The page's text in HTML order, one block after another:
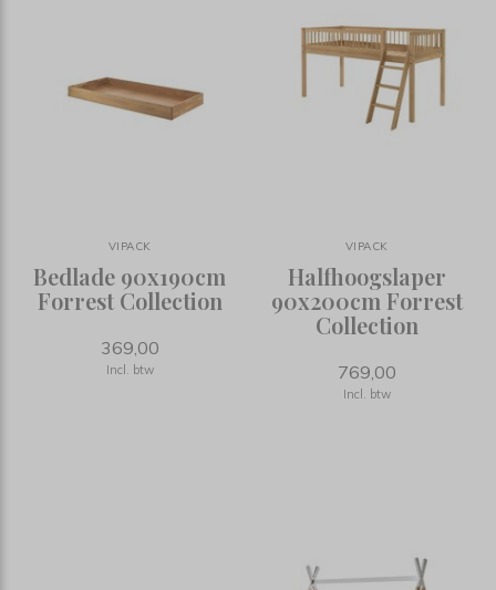
VIPACK
Bedlade 90x190cm
Forrest Collection
369,00
Incl. btw
VIPACK
Halfhoogslaper
90x200cm Forrest
Collection
769,00
Incl. btw